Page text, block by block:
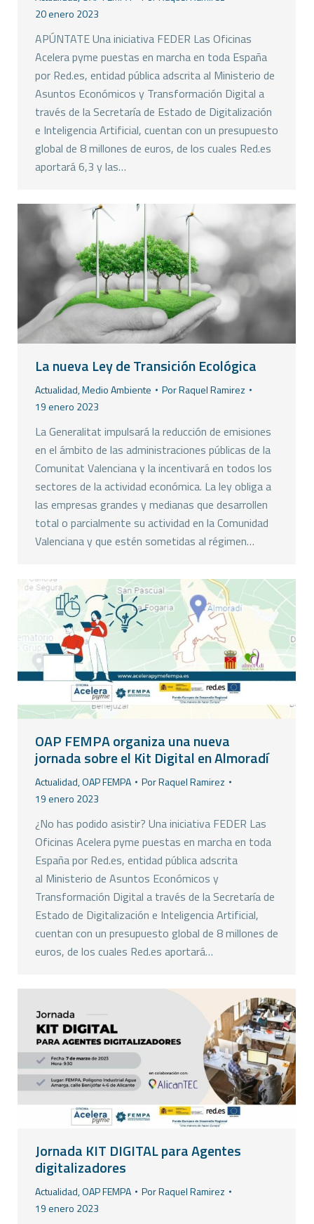
20 enero 2023
APÚNTATE Una iniciativa FEDER Las Oficinas
Acelera pyme puestas en marcha en toda España
por Red.es, entidad pública adscrita al Ministerio de
Asuntos Económicos y Transformación Digital a
través de la Secretaría de Estado de Digitalización
e Inteligencia Artificial, cuentan con un presupuesto
global de 8 millones de euros, de los cuales Red.es
aportará 6,3 y las…
La nueva Ley de Transición Ecológica
Actualidad,Medio Ambiente PorRaquel Ramirez
19 enero 2023
La Generalitat impulsará la reducción de emisiones
en el ámbito de las administraciones públicas de la
Comunitat Valenciana y la incentivará en todos los
sectores de la actividad económica. La ley obliga a
las empresas grandes y medianas que desarrollen
total o parcialmente su actividad en la Comunidad
Valenciana y que estén sometidas al régimen…
OAP FEMPA organiza una nueva
jornada sobre el Kit Digital en Almoradí
Actualidad,OAP FEMPA PorRaquel Ramirez
19 enero 2023
¿No has podido asistir? Una iniciativa FEDER Las
Oficinas Acelera pyme puestas en marcha en toda
España por Red.es, entidad pública adscrita
al Ministerio de Asuntos Económicos y
Transformación Digital a través de la Secretaría de
Estado de Digitalización e Inteligencia Artificial,
cuentan con un presupuesto global de 8 millones de
euros, de los cuales Red.es aportará…
Jornada KIT DIGITAL para Agentes
digitalizadores
Actualidad,OAP FEMPA PorRaquel Ramirez
19 enero 2023